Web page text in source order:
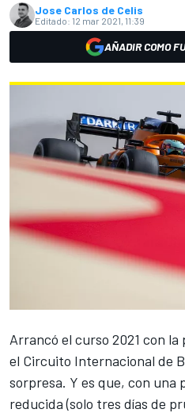
Jose Carlos de Celis
Editado: 12 mar 2021, 11:39
AÑADIR COMO
Arrancó el curso 2021 con
el Circuito Internacional de
sorpresa. Y es que, con una
reducida (solo tres días de